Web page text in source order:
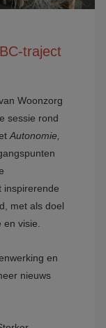
traject
Woonzorg
sessie rond
Autonomie,
inspirerende
met als doel
en visie.
en
nieuws